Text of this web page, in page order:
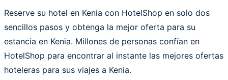
Reserve su hotel en Kenia con HotelShop en solo dos
sencillos pasos y obtenga la mejor oferta para su
estancia en Kenia. Millones de personas confían en
HotelShop para encontrar al instante las mejores ofertas
hoteleras para sus viajes a Kenia.